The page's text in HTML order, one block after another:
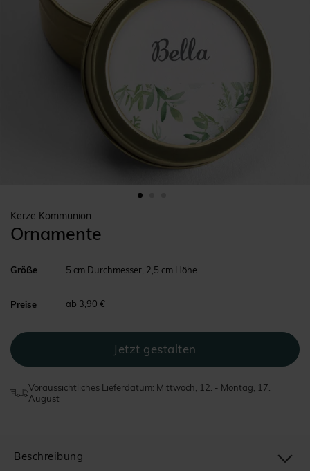
Kerze Kommunion
Ornamente
Größe 5 cm Durchmesser, 2,5 cm Höhe
Preise ab 3,90 €
Voraussichtliches Lieferdatum: Mittwoch, 12. - Montag, 17.
August
Beschreibung